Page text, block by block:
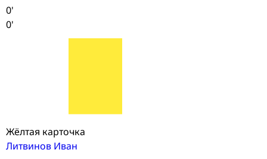
0'
0'
Жёлтая карточка
Литвинов Иван